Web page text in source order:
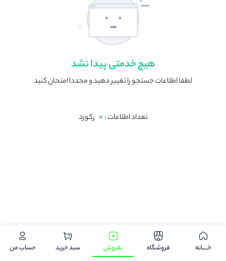
هیچ خدمتی پیدا نشد
لطفا اطلاعات جستجو را تغییر دهید و مجددا امتحان کنید
تعداد اطلاعات : 0 رکورد
خـــــانه فروشگاه بفروش سبد خرید حساب من